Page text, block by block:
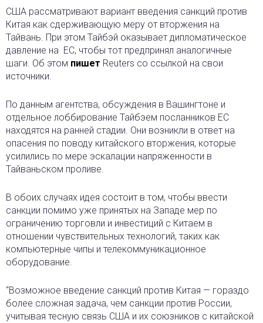
США рассматривают вариант введения санкций против
Китая как сдерживающую меру от вторжения на
Тайвань. При этом Тайбэй оказывает дипломатическое
давление на ЕС, чтобы тот предпринял аналогичные
шаги. Об этом пишет Reuters со ссылкой на свои
источники.
По данным агентства, обсуждения в Вашингтоне и
отдельное лоббирование Тайбэем посланников ЕС
находятся на ранней стадии. Они возникли в ответ на
опасения по поводу китайского вторжения, которые
усилились по мере эскалации напряженности в
Тайваньском проливе.
В обоих случаях идея состоит в том, чтобы ввести
санкции помимо уже принятых на Западе мер по
ограничению торговли и инвестиций с Китаем в
отношении чувствительных технологий, таких как
компьютерные чипы и телекоммуникационное
оборудование.
“Возможное введение санкций против Китая — гораздо
более сложная задача, чем санкции против России,
учитывая тесную связь США и их союзников с китайской